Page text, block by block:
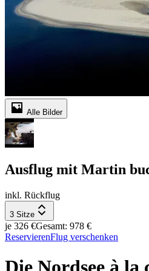
Alle Bilder
Ausflug mit Martin
inkl. Rückflug
3 Sitze
je 326 €Gesamt: 978 €
ReservierenFlug verschenken
Die Nordsee à la